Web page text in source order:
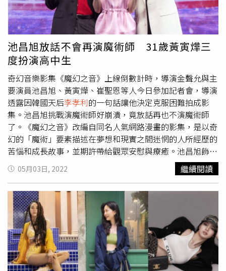
Minutes〉，內心會有罪惡感，一旁的嚴正化爆料：「以前
的男生都為了見
李孝利一面而搶破頭，甚至發生了好幾次混
戰。」對此，
李孝利 沒有否認，她自嘲：「以前是那樣，但
有什麼用，最終勝利的是李尚順，他連亂鬥都沒參加就贏
了。」幽默話語引起車內爆笑。《DANCE歌手流浪團》正
在iQIYI國際版APP及iQ.com播出，每週五中午更新1集。
池昌旭放話不會再演魔術師 31歲黃寅燁三
度扮演高中生
奇幻音樂影集《魔幻之音》上線倒數計時，導演金聲允與主
要演員池昌旭、黃寅燁、崔聖恩等人今日參加記者會，導演
透露因韓國天后李孝利的一句話讓他決定克服困難拍成影
集。池昌旭挑戰演魔術師好崩潰，竟放話再也不演魔術師
了。《魔幻之音》改編自同名人氣網路漫畫的影集，是以奇
幻的「魔術」要素描述在夢想和現實之間迷惘的人所經歷的
苦惱和成長故事，並期許帶給觀眾安慰與療癒。池昌旭飾演
不想長大的可疑魔術師「李乙」，和鸚鵡「美女」一起生活
在廢棄的遊樂園裡，對於飾演魔術師的角色，池昌旭苦笑
說：「魔術沒有僥倖。」儘管看了很多魔術表演再做練習，
但既要演戲又要唱歌、跳舞，實在有太多事情要同步進行。
他在記者會現場「放話」之後應該不會再演魔術師角色，主
持人反問若是粉絲想再看到的話該怎麼辦，池昌旭趕緊改
口：「只要粉絲們願意我也會願意再次挑戰的」。池昌旭在
記者會現場「放話」之後應該不會再演魔術師角色。（圖／
Netflix提供）大勢新人崔聖恩也認同不曉得演魔術師這麼
05月03日, 2022 繼續閱讀